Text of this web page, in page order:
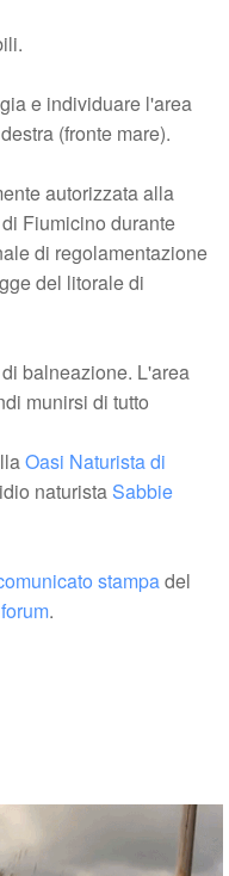
e individuare l'area
(fronte mare).
autorizzata alla
Fiumicino durante
di regolamentazione
del litorale di
balneazione. L'area
munirsi di tutto
Oasi Naturista di
naturistaSabbie
stampadel
.